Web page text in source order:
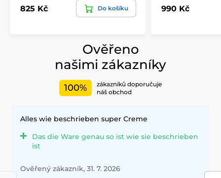
825 Kč Do košíku 990 Kč
Ověřeno
našimi zákazníky
100%
zákazníků doporučuje
náš obchod
Alles wie beschrieben super Creme
Das die Ware genau so ist wie sie beschrieben
ist
Ověřený zákazník, 31. 7. 2026